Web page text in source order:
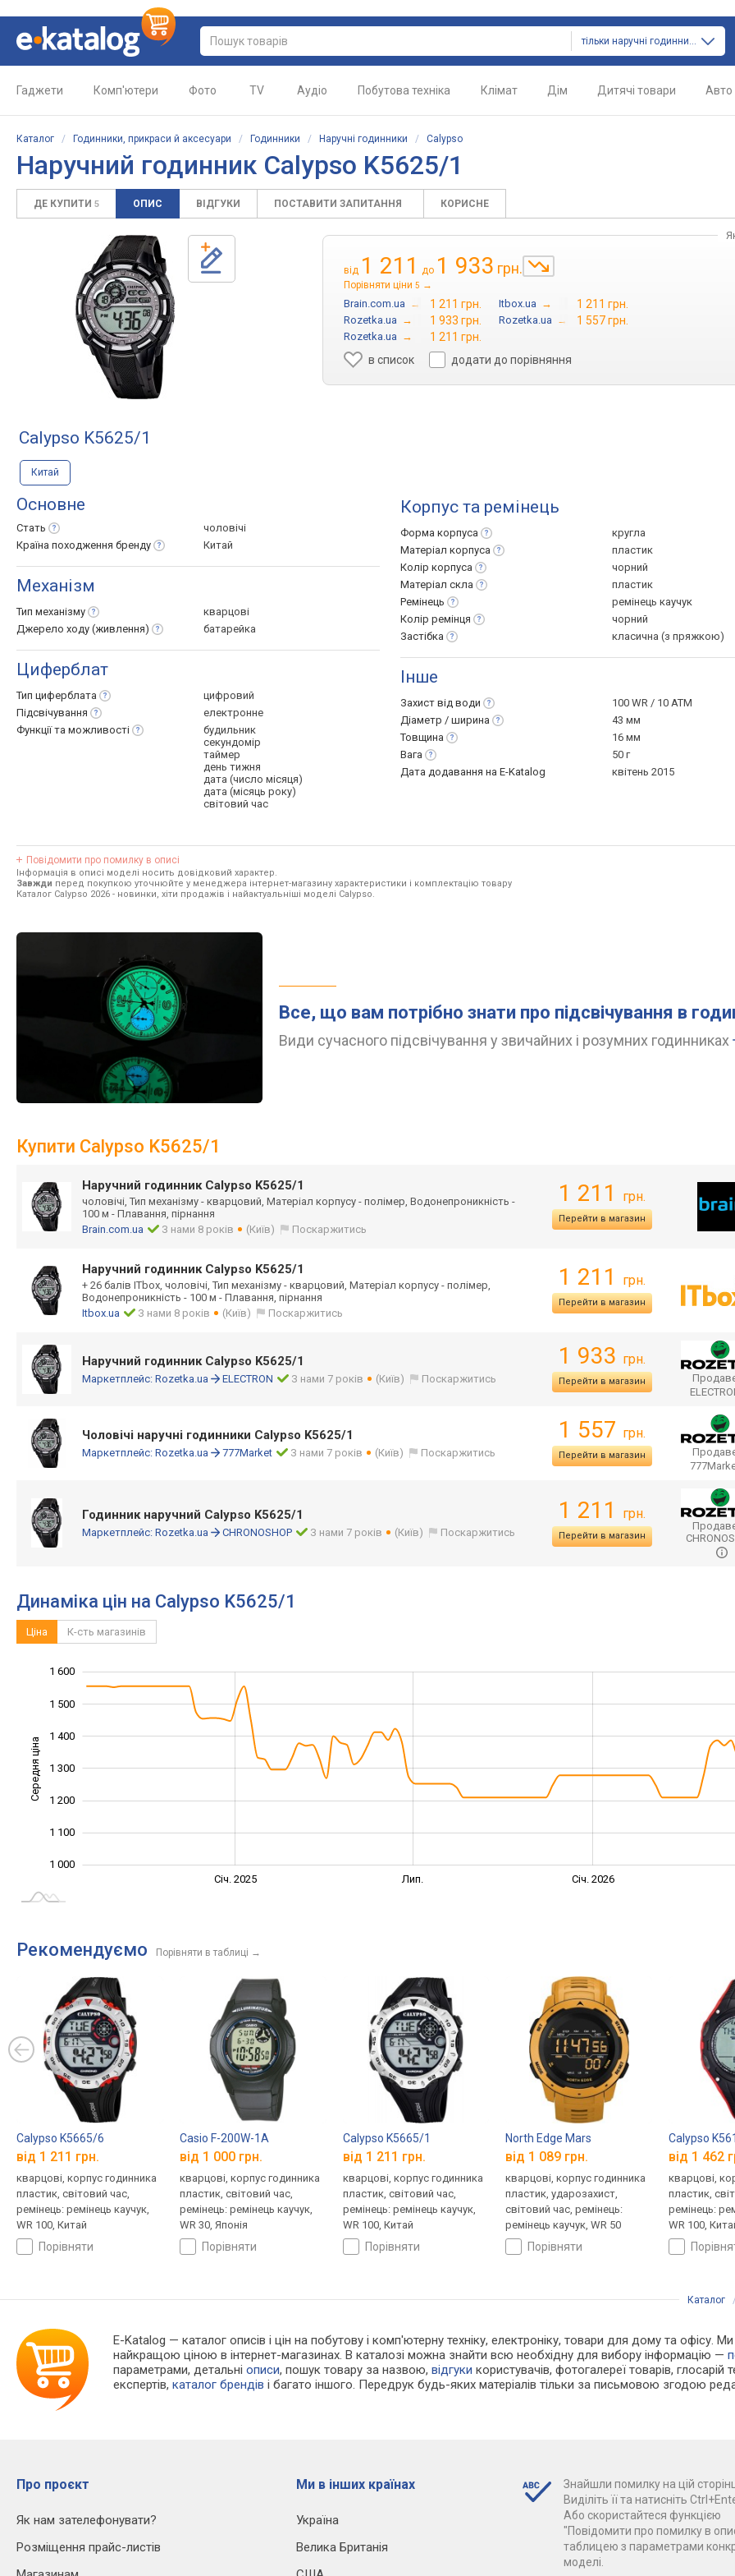
тільки наручні годинники
Гаджети Комп'ютери Фото TV Аудіо Побутова техніка Клімат Дім Дитячі товари Авто
Каталог / Годинники, прикраси й аксесуари / Годинники / Наручні годинники / Calypso
Наручний годинник Calypso K5625/1
ДЕ КУПИТИ 5 ОПИС ВІДГУКИ ПОСТАВИТИ ЗАПИТАННЯ КОРИСНЕ
від 1 211 до 1 933 грн.
Порівняти ціни 5 →
Brain.com.ua → 1 211 грн. Itbox.ua → 1 211 грн.
Rozetka.ua → 1 933 грн. Rozetka.ua → 1 557 грн.
Rozetka.ua →
1 211 грн.
в список
додати до порівняння
Calypso K5625/1
Китай
Основне
Стать
чоловічі
Країна походження бренду Китай
Механізм
Тип механізму
кварцові
Джерело ходу (живлення) батарейка
Циферблат
Тип циферблата
цифровий
Підсвічування
електронне
Функції та можливості
будильник
секундомір
таймер
день тижня
дата (число місяця)
дата (місяць року)
світовий час
Корпус та ремінець
Форма корпуса
кругла
Матеріал корпуса
пластик
Колір корпуса
чорний
Матеріал скла
пластик
Ремінець
ремінець каучук
Колір ремінця
чорний
Застібка
класична (з пряжкою)
Інше
Захист від води
100 WR / 10 ATM
Діаметр / ширина
43 мм
Товщина
16 мм
Вага
50 г
Дата додавання на E-Katalog
квітень 2015
Повідомити про помилку в описі
Інформація в описі моделі носить довідковий характер.
Завжди перед покупкою уточнюйте у менеджера інтернет-магазину характеристики і комплектацію товару
Каталог Calypso 2026 - новинки, хіти продажів і найактуальніші моделі Calypso.
Все, що вам потрібно знати про підсвічування в
Види сучасного підсвічування у звичайних і розумних годинниках
Купити Calypso K5625/1
Наручний годинник Calypso K5625/1
чоловічі, Тип механізму - кварцовий, Матеріал корпусу - полімер, Водонепроникність -
100 м - Плавання, пірнання
Brain.com.ua
З нами 8 років (Київ) Поскаржитись
1 211 грн.
Перейти в магазин
Наручний годинник Calypso K5625/1
+ 26 балів ITbox, чоловічі, Тип механізму - кварцовий, Матеріал корпусу - полімер,
Водонепроникність - 100 м - Плавання, пірнання
Itbox.ua
З нами 8 років (Київ) Поскаржитись
1 211 грн.
Перейти в магазин
Наручний годинник Calypso K5625/1
Маркетплейс: Rozetka.ua ELECTRON З нами 7 років (Київ) Поскаржитись
1 933 грн.
Перейти в магазин
Чоловічі наручні годинники Calypso K5625/1
Маркетплейс: Rozetka.ua 777Market З нами 7 років (Київ) Поскаржитись
1 557 грн.
Перейти в магазин
Годинник наручний Calypso K5625/1
Маркетплейс: Rozetka.ua CHRONOSHOP З нами 7 років (Київ) Поскаржитись
1 211 грн.
Перейти в магазин
Динаміка цін на Calypso K5625/1
Ціна К-сть магазинів
Середня ціна 1 000
1 000
1 100
1 200
1 300
1 400
1 500
1 600
Січ. 2025 Лип. Січ. 2026
Рекомендуємо Порівняти в таблиці →
Calypso K5665/6
від 1 211 грн.
кварцові, корпус годинника
пластик, світовий час,
ремінець: ремінець каучук,
WR 100, Китай
порівняти
Casio F-200W-1A
від 1 000 грн.
кварцові, корпус годинника
пластик, світовий час,
ремінець: ремінець каучук,
WR 30, Японія
порівняти
Calypso K5665/1
від 1 211 грн.
кварцові, корпус годинника
пластик, світовий час,
ремінець: ремінець каучук,
WR 100, Китай
порівняти
North Edge Mars
від 1 089 грн.
кварцові, корпус годинника
пластик, ударозахист,
світовий час, ремінець:
ремінець каучук, WR 50
порівняти
Calypso
від 1 462
кварцові,
пластик,
ремінець:
WR 100,
Каталог
E-Katalog — каталог описів і цін на побутову і комп'ютерну техніку, електроніку, товари для дому та офісу.
найкращою ціною в інтернет-магазинах. В каталозі можна знайти всю необхідну для вибору інформацію —
параметрами, детальніописи, пошук товару за назвою,відгуки користувачів, фотогалереї товарів, глосарій
експертів,каталог брендів і багато іншого. Передрук будь-яких матеріалів тільки за письмовою згодою
Про проєкт
Як нам зателефонувати?
Розміщення прайс-листів
Ми в інших країнах
Україна
Велика Британія
Знайшли помилку на цій
Виділіть її та натисніть
Або скористайтеся функцією
"Повідомити про помилку в
таблицею з параметрами
моделі.